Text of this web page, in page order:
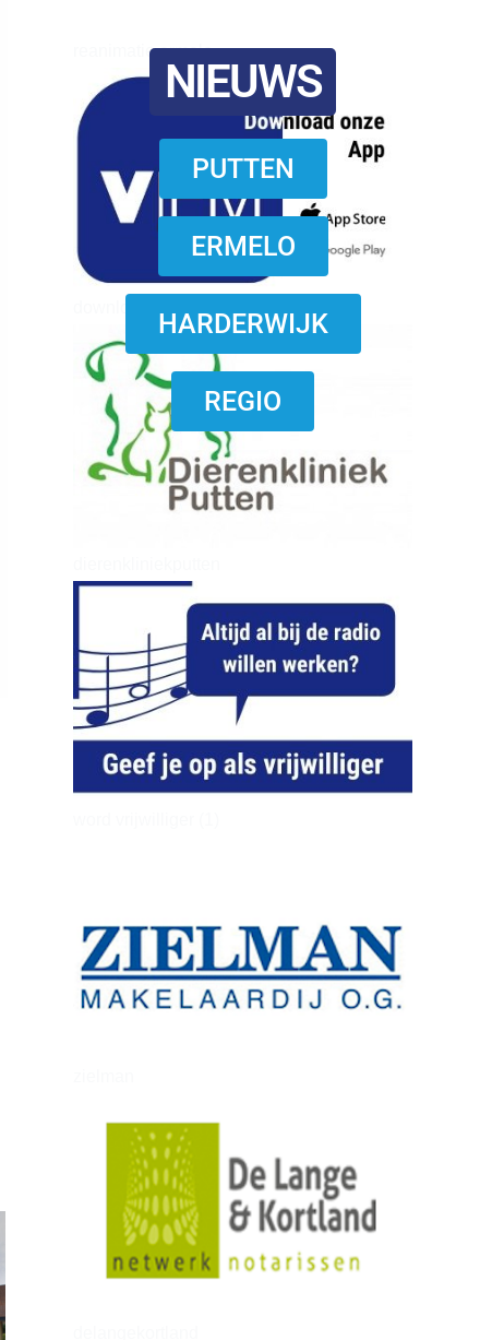
reanimatie ermelo
NIEUWS
PUTTEN
ERMELO
HARDERWIJK
REGIO